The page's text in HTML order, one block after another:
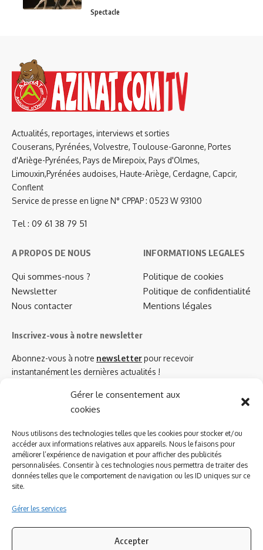
Gérer le consentement aux
cookies
Nous utilisons des technologies telles que les cookies pour stocker et/ou
accéder aux informations relatives aux appareils. Nous le faisons pour
améliorer l’expérience de navigation et pour afficher des publicités
personnalisées. Consentir à ces technologies nous permettra de traiter des
données telles que le comportement de navigation ou les ID uniques sur ce
site.
Gérer les services
Accepter
Spectacle
Actualités, reportages, interviews et sorties
Couserans, Pyrénées, Volvestre, Toulouse-Garonne, Portes
d'Ariège-Pyrénées, Pays de Mirepoix, Pays d'Olmes,
Limouxin,Pyrénées audoises, Haute-Ariège, Cerdagne, Capcir,
Conflent
Service de presse en ligne N° CPPAP : 0523 W 93100
Tel : 09 61 38 79 51
A PROPOS DE NOUS
Qui sommes-nous ?
Newsletter
Nous contacter
INFORMATIONS LEGALES
Politique de cookies
Politique de confidentialité
Mentions légales
Inscrivez-vous à notre newsletter
Abonnez-vous à notre newsletterpour recevoir
instantanément les dernières actualités !
Azinat.com TV soutient